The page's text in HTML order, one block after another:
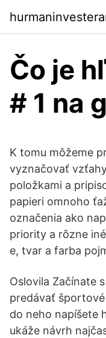
Čo je
# 1 na
K tomu môžeme
vyznačovať
položkami a
papieri omnoho
označenia ako
priority a rôzne
e, tvar a farba
Oslovila Začínate
predávať
do neho napíšete
ukáže návrh